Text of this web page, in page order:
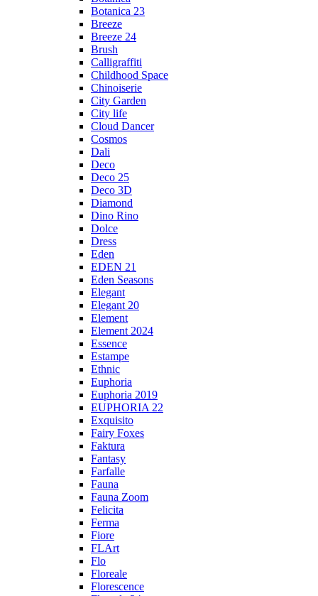
Botanica 23
Breeze
Breeze 24
Brush
Calligraffiti
Childhood Space
Chinoiserie
City Garden
City life
Cloud Dancer
Cosmos
Dali
Deco
Deco 25
Deco 3D
Diamond
Dino Rino
Dolce
Dress
Eden
EDEN 21
Eden Seasons
Elegant
Elegant 20
Element
Element 2024
Essence
Estampe
Ethnic
Euphoria
Euphoria 2019
EUPHORIA 22
Exquisito
Fairy Foxes
Faktura
Fantasy
Farfalle
Fauna
Fauna Zoom
Felicita
Ferma
Fiore
FLArt
Flo
Floreale
Florescence